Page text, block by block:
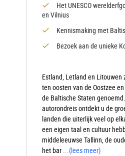
Het UNESCO
en Vilnius
Kennismaking met
Bezoek aan de unieke
Estland, Letland en Litouwen
ten oosten van de Oostzee
de Baltische Staten
autorondreis ontdekt u de
landen die uiterlijk veel op
een eigen taal en cultuur
middeleeuwse Tallinn, de
het bar ...(lees meer)